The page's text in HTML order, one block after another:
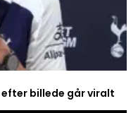
billede går viralt